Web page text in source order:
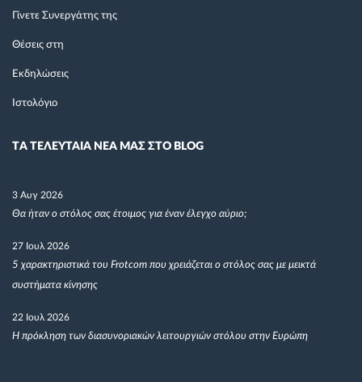
Γίνετε Συνεργάτης της
Θέσεις στη
Εκδηλώσεις
Ιστολόγιο
TΑ ΤΕΛΕΥΤΑΙΑ ΝΕΑ ΜΑΣ ΣΤΟ BLOG
3 Αυγ 2026
Θα ήταν ο στόλος σας έτοιμος για έναν έλεγχο αύριο;
27 Ιουλ 2026
5 χαρακτηριστικά του Frotcom που χρειάζεται ο στόλος σας με μεικτά
συστήματα κίνησης
22 Ιουλ 2026
Η πρόκληση των διασυνοριακών λειτουργιών στόλου στην Ευρώπη